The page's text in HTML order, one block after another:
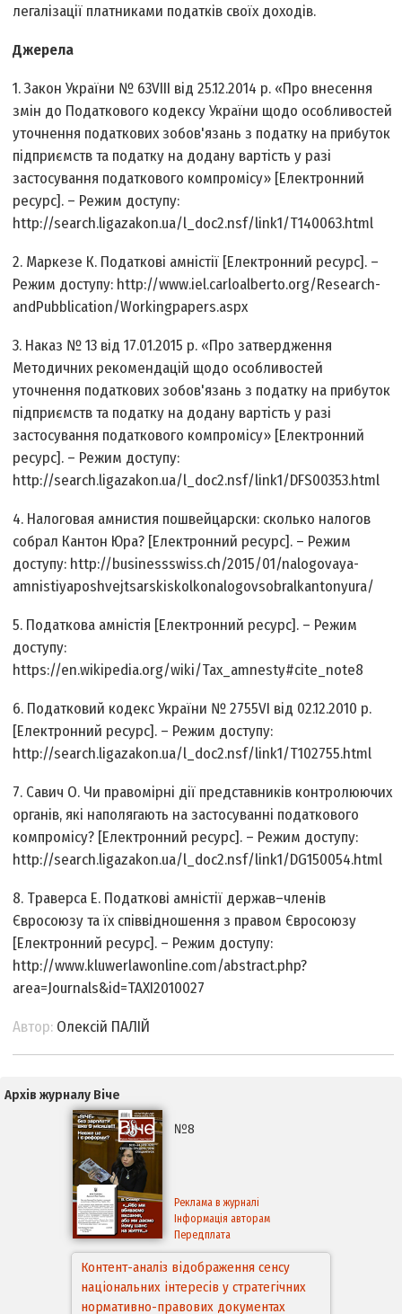
легалізації платниками податків своїх доходів.
Джерела
1. Закон України № 63­VIII від 25.12.2014 р. «Про внесення
змін до Податкового кодексу України щодо особливостей
уточнення податкових зобов'язань з податку на прибуток
підприємств та податку на додану вартість у разі
застосування податкового компромісу» [Електронний
ресурс]. – Режим доступу:
http://search.ligazakon.ua/l_doc2.nsf/link1/T140063.html
2. Маркезе К. Податкові амністії [Електронний ресурс]. –
Режим доступу: http://www.iel.carloalberto.org/Research­
and­Pubblication/Working­papers.aspx
3. Наказ № 13 від 17.01.2015 р. «Про затвердження
Методичних рекомендацій щодо особливостей
уточнення податкових зобов'язань з податку на прибуток
підприємств та податку на додану вартість у разі
застосування податкового компромісу» [Електронний
ресурс]. – Режим доступу:
http://search.ligazakon.ua/l_doc2.nsf/link1/DFS00353.html
4. Налоговая амнистия по­швейцарски: сколько налогов
собрал Кантон Юра? [Електронний ресурс]. – Режим
доступу: http://business­swiss.ch/2015/01/nalogovaya­
amnistiya­po­shvejtsarski­skol­ko­nalogov­sobral­kanton­yura/
5. Податкова амністія [Електронний ресурс]. – Режим
доступу:
https://en.wikipedia.org/wiki/Tax_amnesty#cite_note­8
6. Податковий кодекс України № 2755­VI від 02.12.2010 р.
[Електронний ресурс]. – Режим доступу:
http://search.ligazakon.ua/l_doc2.nsf/link1/T102755.html
7. Савич О. Чи правомірні дії представників контролюючих
органів, які наполягають на застосуванні податкового
компромісу? [Електронний ресурс]. – Режим доступу:
http://search.ligazakon.ua/l_doc2.nsf/link1/DG150054.html
8. Траверса Е. Податкові амністії держав–членів
Євросоюзу та їх співвідношення з правом Євросоюзу
[Електронний ресурс]. – Режим доступу:
http://www.kluwerlawonline.com/abstract.php?
area=Journals&id=TAXI2010027
Автор: Олексій ПАЛІЙ
Архів журналу Віче
№8
Реклама в журналі
Інформація авторам
Передплата
Аспекти правового забезпечення
відновлення дії окремих положень
Конституції України